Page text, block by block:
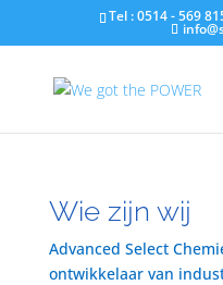
Tel : 0514 - 569
Wie zijn wij
Advanced Select
ontwikkelaar van